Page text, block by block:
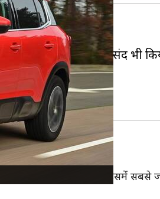
था।
बाजार में इसे काफी पसंद भी
कर दिया है।
शाइन डुअल टोन में आती है। इसमें